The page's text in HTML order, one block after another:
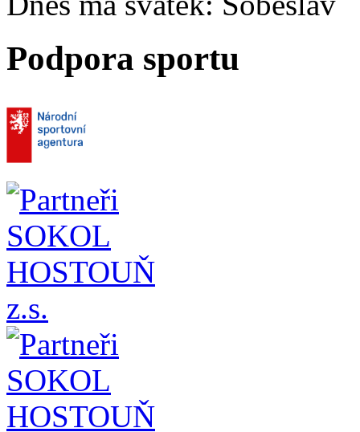
Podpora sportu